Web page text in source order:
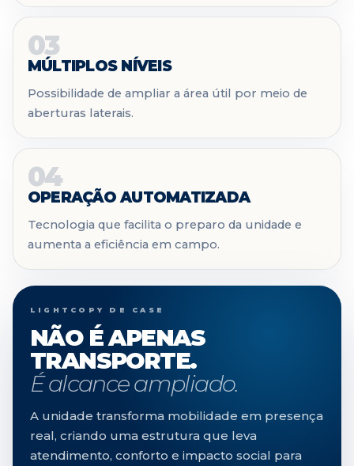
03
MÚLTIPLOS NÍVEIS
Possibilidade de ampliar a área útil por meio de
aberturas laterais.
04
OPERAÇÃO AUTOMATIZADA
Tecnologia que facilita o preparo da unidade e
aumenta a eficiência em campo.
LIGHTCOPY DE CASE
NÃO É APENAS
TRANSPORTE.
É alcance ampliado.
A unidade transforma mobilidade em presença
real, criando uma estrutura que leva
atendimento, conforto e impacto social para